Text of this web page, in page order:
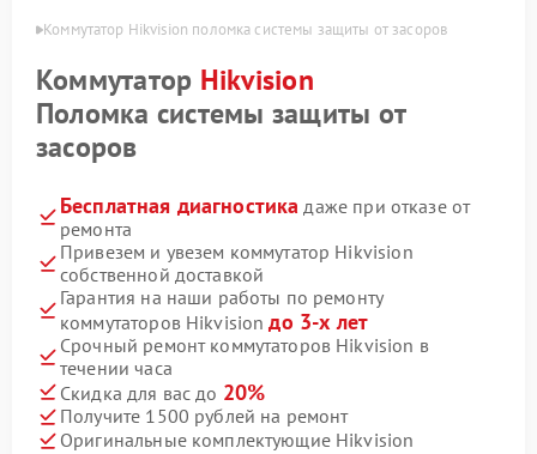
Коммутатор Hikvision поломка системы защиты от засоров
Коммутатор Hikvision
Поломка системы защиты от
засоров
Бесплатная диагностика даже при отказе от
ремонта
Привезем и увезем коммутатор Hikvision
собственной доставкой
Гарантия на наши работы по ремонту
коммутаторов Hikvisionдо 3-х лет
Срочный ремонт коммутаторов Hikvision в
течении часа
Скидка для вас до 20%
Получите 1500 рублей на ремонт
Оригинальные комплектующие Hikvision